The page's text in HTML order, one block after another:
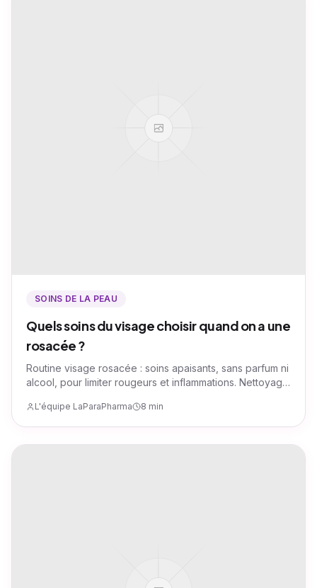
SOINS DE LA PEAU
Quels soins du visage choisir quand on a une
rosacée ?
Routine visage rosacée : soins apaisants, sans parfum ni
alcool, pour limiter rougeurs et inflammations. Nettoyage
quotidienne.
L'équipe LaParaPharma 8 min